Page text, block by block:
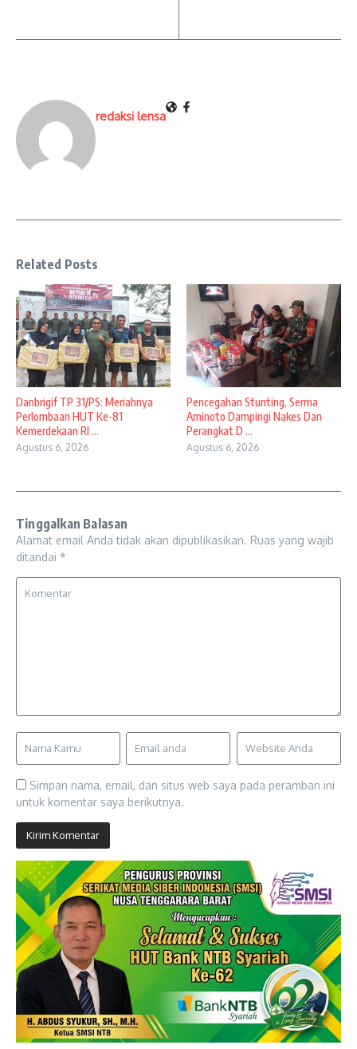
redaksi lensa
Related Posts
Danbrigif TP 31/PS: Meriahnya
Perlombaan HUT Ke-81
Kemerdekaan RI ...
Agustus 6, 2026
Pencegahan Stunting, Serma
Aminoto Dampingi Nakes Dan
Perangkat D ...
Agustus 6, 2026
Tinggalkan Balasan
Alamat email Anda tidak akan dipublikasikan. Ruas yang wajib
ditandai *
Simpan nama, email, dan situs web saya pada peramban ini
untuk komentar saya berikutnya.